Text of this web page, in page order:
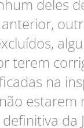
deles
terem
na
estarem
da